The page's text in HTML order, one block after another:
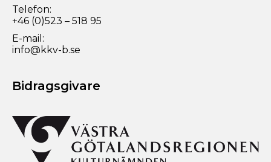
Telefon:
+46 (0)523 – 518 95
E-mail:
info@kkv-b.se
Bidragsgivare